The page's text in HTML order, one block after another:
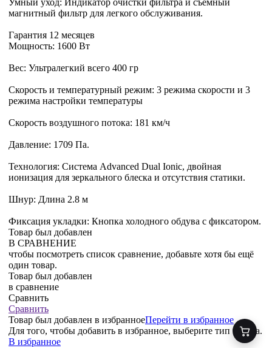
Умный уход: Индикатор очистки фильтра и съемный
магнитный фильтр для легкого обслуживания.
Гарантия 12 месяцев
Мощность: 1600 Вт
Вес: Ультралегкий всего 400 гр
Скорость и температурный режим: 3 режима скорости и 3
режима настройки температуры
Скорость воздушного потока: 181 км/ч
Давление: 1709 Па.
Технология: Система Advanced Dual Ionic, двойная
ионизация для зеркального блеска и отсутствия статики.
Шнур: Длина 2.8 м
Фиксация укладки: Кнопка холодного обдува с фиксатором.
Товар был добавлен
В СРАВНЕНИЕ
чтобы посмотреть список сравнение, добавьте хотя бы ещё
один товар.
Товар был добавлен
в сравнение
Сравнить
Сравнить
Товар был добавлен в избранноеПерейти в избранное
Для того, чтобы добавить в избранное, выберите тип товара.
В избранное